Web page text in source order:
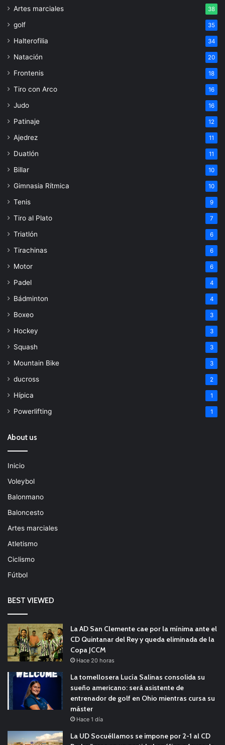
Artes marciales 38
golf 35
Halterofilia 34
Natación 20
Frontenis 18
Tiro con Arco 16
Judo 16
Patinaje 12
Ajedrez 11
Duatlón 11
Billar 10
Gimnasia Rítmica 10
Tenis 9
Tiro al Plato 7
Triatlón 6
Tirachinas 6
Motor 6
Padel 4
Bádminton 4
Boxeo 3
Hockey 3
Squash 3
Mountain Bike 3
ducross 2
Hípica 1
Powerlifting 1
About us
Inicio
Voleybol
Balonmano
Baloncesto
Artes marciales
Atletismo
Ciclismo
Fútbol
BEST VIEWED
La AD San Clemente cae por la mínima ante el
CD Quintanar del Rey y queda eliminada de la
Copa JCCM
Hace 20 horas
La tomellosera Lucía Salinas consolida su
sueño americano: será asistente de
entrenador de golf en Ohio mientras cursa su
máster
Hace 1 día
La UD Socuéllamos se impone por 2-1 al CD